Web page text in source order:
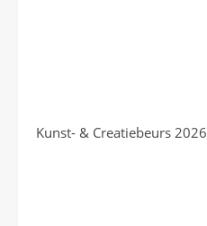
Kunst- & Creatiebeurs 2026